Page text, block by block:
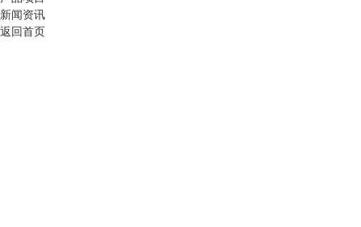
新闻资讯
返回首页